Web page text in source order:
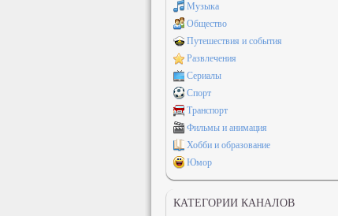
Музыка
Общество
Путешествия и события
Развлечения
Сериалы
Спорт
Транспорт
Фильмы и анимация
Хобби и образование
Юмор
КАТЕГОРИИ КАНАЛОВ